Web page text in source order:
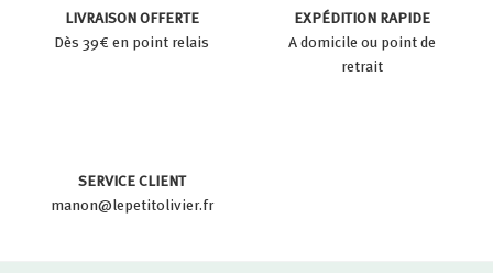
LIVRAISON OFFERTE
Dès 39€ en point relais
EXPÉDITION RAPIDE
A domicile ou point de
retrait
SERVICE CLIENT
manon@lepetitolivier.fr